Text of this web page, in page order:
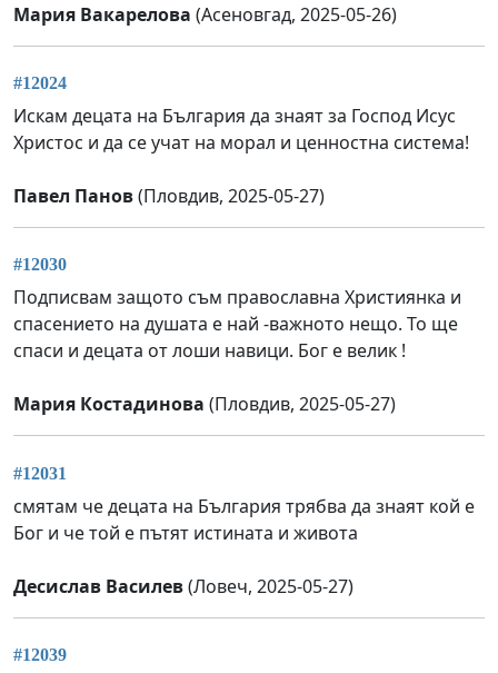
Мария Вакарелова (Асеновгад, 2025-05-26)
#12024
Искам децата на България да знаят за Господ Исус
Христос и да се учат на морал и ценностна система!
Павел Панов(Пловдив, 2025-05-27)
#12030
Подписвам защото съм православна Християнка и
спасението на душата е най -важното нещо. То ще
спаси и децата от лоши навици. Бог е велик !
Мария Костадинова (Пловдив, 2025-05-27)
#12031
смятам че децата на България трябва да знаят кой е
Бог и че той е пътят истината и живота
Десислав Василев(Ловеч, 2025-05-27)
#12039